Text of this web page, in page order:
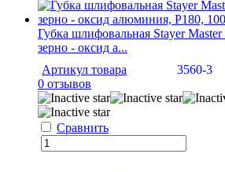
Губка шлифовальная Stayer Master
зерно - оксид а...
Артикул товара
3560-3
0 отзывов
Сравнить